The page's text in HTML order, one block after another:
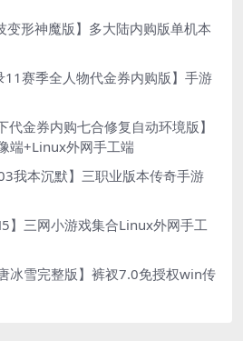
形神魔版】多大陆内购版单机本
赛季全人物代金券内购版】手游
代金券内购七合修复自动环境版】
端+Linux外网手工端
我本沉默】三职业版本传奇手游
】三网小游戏集合Linux外网手工
冰雪完整版】裤衩7.0免授权win传